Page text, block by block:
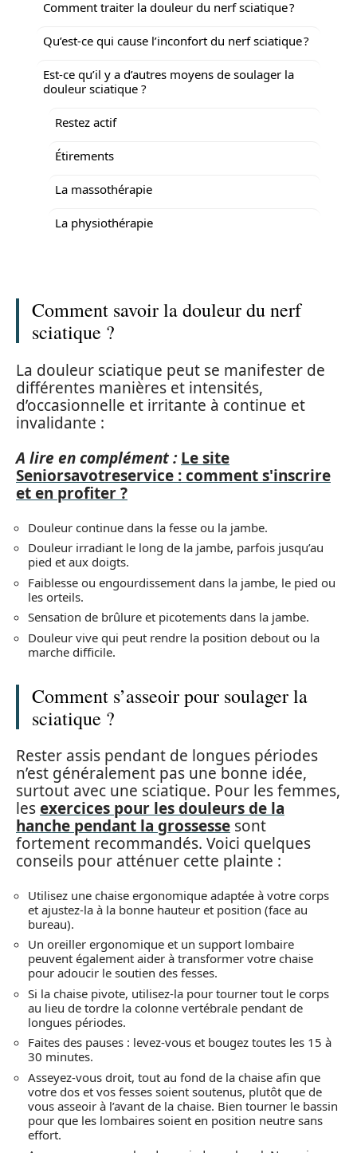
Comment traiter la douleur du nerf sciatique ?
Qu’est-ce qui cause l’inconfort du nerf sciatique ?
Est-ce qu’il y a d’autres moyens de soulager la
douleur sciatique ?
Restez actif
Étirements
La massothérapie
La physiothérapie
Comment savoir la douleur du nerf
sciatique ?
La douleur sciatique peut se manifester de
différentes manières et intensités,
d’occasionnelle et irritante à continue et
invalidante :
A lire en complément : Le site
Seniorsavotreservice : comment s'inscrire
et en profiter ?
Douleur continue dans la fesse ou la jambe.
Douleur irradiant le long de la jambe, parfois jusqu’au
pied et aux doigts.
Faiblesse ou engourdissement dans la jambe, le pied ou
les orteils.
Sensation de brûlure et picotements dans la jambe.
Douleur vive qui peut rendre la position debout ou la
marche difficile.
Comment s’asseoir pour soulager la
sciatique ?
Rester assis pendant de longues périodes
n’est généralement pas une bonne idée,
surtout avec une sciatique. Pour les femmes,
lesexercices pour les douleurs de la
hanche pendant la grossesse sont
fortement recommandés. Voici quelques
conseils pour atténuer cette plainte :
Utilisez une chaise ergonomique adaptée à votre corps
et ajustez-la à la bonne hauteur et position (face au
bureau).
Un oreiller ergonomique et un support lombaire
peuvent également aider à transformer votre chaise
pour adoucir le soutien des fesses.
Si la chaise pivote, utilisez-la pour tourner tout le corps
au lieu de tordre la colonne vertébrale pendant de
longues périodes.
Faites des pauses : levez-vous et bougez toutes les 15 à
30 minutes.
Asseyez-vous droit, tout au fond de la chaise afin que
votre dos et vos fesses soient soutenus, plutôt que de
vous asseoir à l’avant de la chaise. Bien tourner le bassin
pour que les lombaires soient en position neutre sans
effort.